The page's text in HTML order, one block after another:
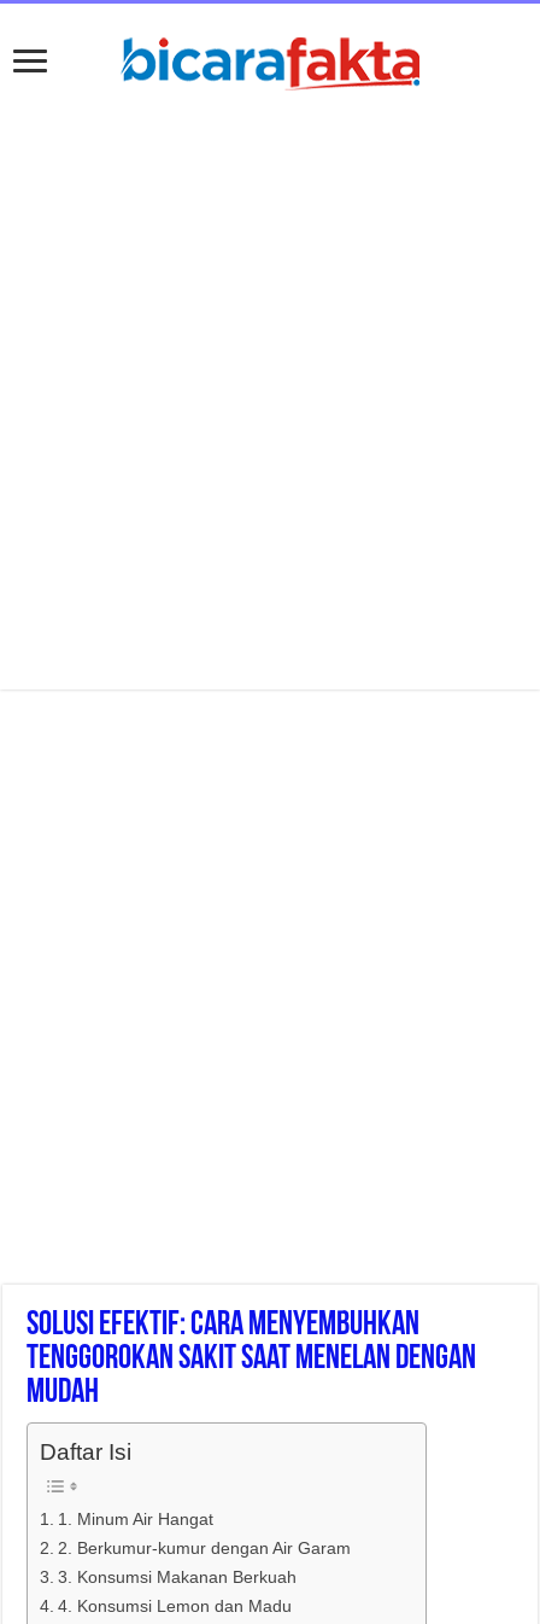
Solusi Efektif: Cara Menyembuhkan
Tenggorokan Sakit Saat Menelan Dengan
Mudah
Daftar Isi
1. Minum Air Hangat
2. Berkumur-kumur dengan Air Garam
3. Konsumsi Makanan Berkuah
4. Konsumsi Lemon dan Madu